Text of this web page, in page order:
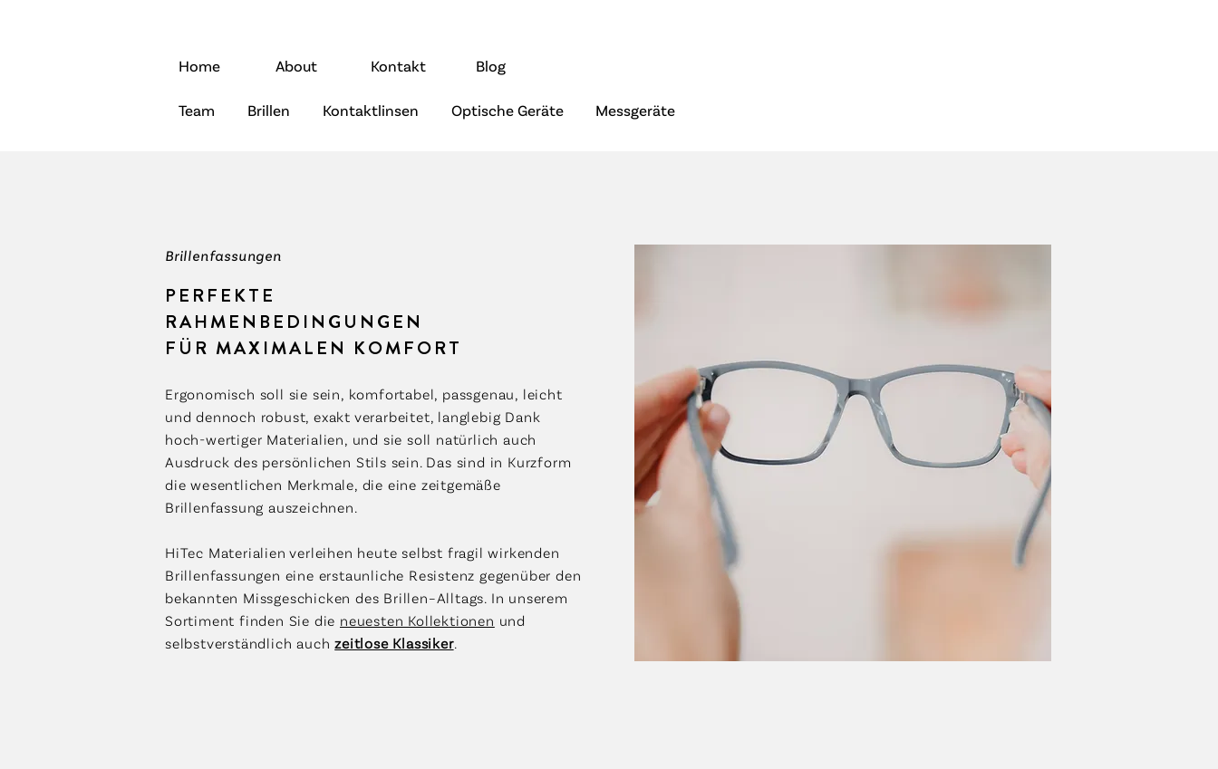
Team Brillen Kontaktlinsen Optische Geräte Messgeräte
Kontakt Blog
About
Home
Brillenfassungen
PERFEKTE
RAHMENBEDINGUNGEN
FÜR MAXIMALEN KOMFORT
Ergonomisch soll sie sein, komfortabel, passgenau, leicht
und dennoch robust, exakt verarbeitet, langlebig Dank
hoch-wertiger Materialien, und sie soll natürlich auch
Ausdruck des persönlichen Stils sein. Das sind in Kurzform
die wesentlichen Merkmale, die eine zeitgemäße
Brillenfassung auszeichnen.
HiTec Materialien verleihen heute selbst fragil wirkenden
Brillenfassungen eine erstaunliche Resistenz gegenüber den
bekannten Missgeschicken des Brillen–Alltags. In unserem
Sortiment finden Sie die neuesten Kollektionen und
selbstverständlich auchzeitlose Klassiker.